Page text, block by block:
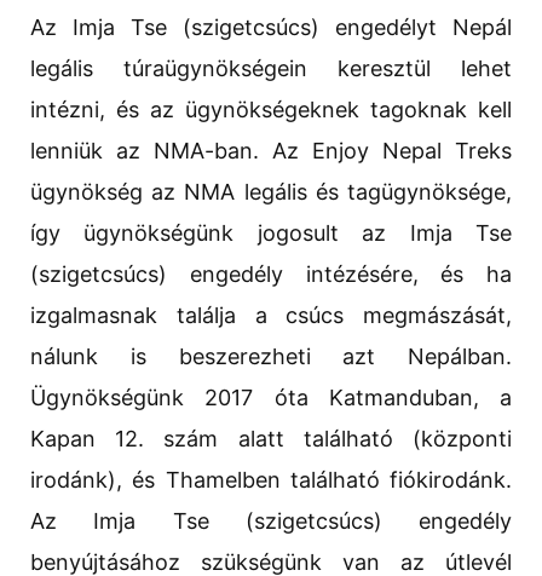
Az Imja Tse (szigetcsúcs) engedélyt Nepál
legális túraügynökségein keresztül lehet
intézni, és az ügynökségeknek tagoknak kell
lenniük az NMA-ban. Az Enjoy Nepal Treks
ügynökség az NMA legális és tagügynöksége,
így ügynökségünk jogosult az Imja Tse
(szigetcsúcs) engedély intézésére, és ha
izgalmasnak találja a csúcs megmászását,
nálunk is beszerezheti azt Nepálban.
Ügynökségünk 2017 óta Katmanduban, a
Kapan 12. szám alatt található (központi
irodánk), és Thamelben található fiókirodánk.
Az Imja Tse (szigetcsúcs) engedély
benyújtásához szükségünk van az útlevél